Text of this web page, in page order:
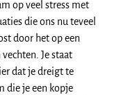
op veel stress met
die ons nu teveel
door het op een
Je staat
dat je dreigt te
die je een kopje